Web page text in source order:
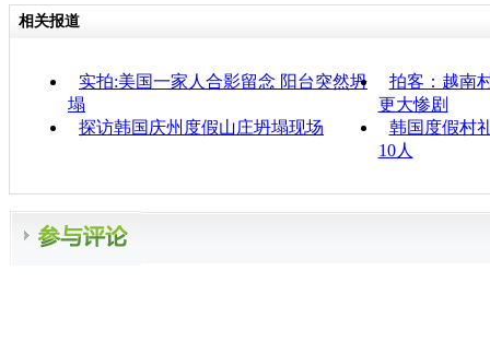
相关报道
实拍:美国一家人合影留念 阳台突然坍
塌
拍客：越南
更大惨剧
探访韩国庆州度假山庄坍塌现场
韩国度假村
10人